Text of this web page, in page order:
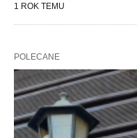
1 ROK TEMU
POLECANE